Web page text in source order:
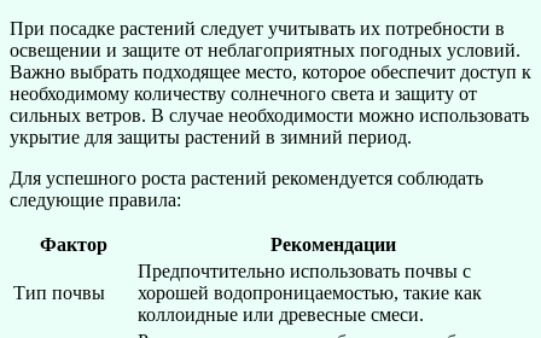
При посадке растений следует учитывать их потребности в
освещении и защите от неблагоприятных погодных условий.
Важно выбрать подходящее место, которое обеспечит доступ к
необходимому количеству солнечного света и защиту от
сильных ветров. В случае необходимости можно использовать
укрытие для защиты растений в зимний период.
Для успешного роста растений рекомендуется соблюдать
следующие правила:
Фактор Рекомендации
Тип почвы
Предпочтительно использовать почвы с
хорошей водопроницаемостью, такие как
коллоидные или древесные смеси.